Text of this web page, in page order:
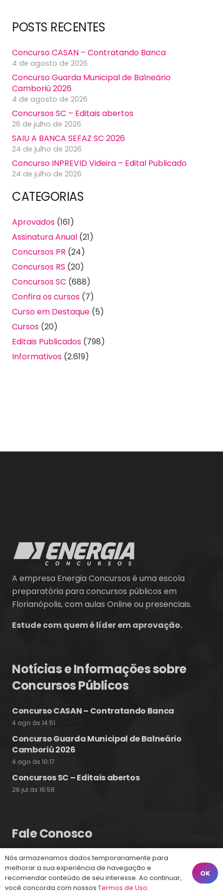
POSTS RECENTES
Concurso CASAN – Contratando Banca
4 de agosto de 2026
Concurso Guarda Municipal de Balneário
Camboriú 2026
4 de agosto de 2026
Concursos SC – Editais abertos
26 de julho de 2026
SAIU A BANCA SEFAZ SC 2026
24 de julho de 2026
Concurso INPREVID Videira – Edital Publicado
24 de julho de 2026
CATEGORIAS
Aprovados (161)
Assinatura Anual (21)
Concursos PR (24)
Concursos RS (20)
Concursos SC (688)
Confira os cursos (7)
Curso em Destaque (5)
Cursos (20)
Editais Publicados (798)
Informativos (2.619)
A empresa Energia Concursos é uma escola
preparatória para concursos públicos em
Florianópolis, com aulas Online ou presenciais.
Estude com quem é líder em aprovação.
Notícias e Informações sobre
Concursos Públicos
Concurso CASAN – Contratando Banca
4 ago às 14:51
Concurso Guarda Municipal de Balneário
Camboriú 2026
4 ago às 10:17
Concursos SC – Editais abertos
26 jul às 16:58
Fale Conosco
(48) 99828-9929
Calçadão João Pinto, 212 – Centro
Nós armazenamos dados temporariamente para
melhorar a sua experiência de navegação e
recomendar conteúdo de seu interesse. Ao continuar,
você concorda com nossos Termos de Uso.
OK